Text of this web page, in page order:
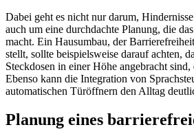
Dabei geht es nicht nur darum,
auch um eine durchdachte Planung, die
macht. Ein Hausumbau, der
stellt, sollte beispielsweise darauf achten,
Steckdosen in einer Höhe angebracht
Ebenso kann die Integration von
automatischen Türöffnern den Alltag
Planung eines